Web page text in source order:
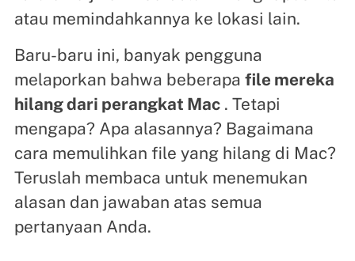
atau memindahkannya ke lokasi lain.
Baru-baru ini, banyak pengguna
melaporkan bahwa beberapa file mereka
hilang dari perangkat Mac. Tetapi
mengapa? Apa alasannya? Bagaimana
cara memulihkan file yang hilang di Mac?
Teruslah membaca untuk menemukan
alasan dan jawaban atas semua
pertanyaan Anda.